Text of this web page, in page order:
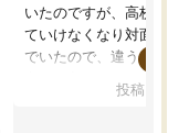
いたのですが、高校に入
ていけなくなり対面の塾
でいたので、違うアプロ
で、当初は模試でD判定
投稿日：